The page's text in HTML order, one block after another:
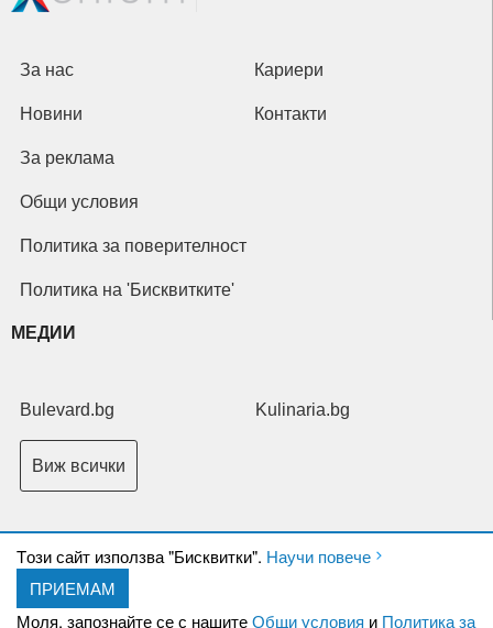
Tози сайт използва "Бисквитки". Научи повече
ПРИЕМАМ
Моля, запознайте се с нашитеОбщи условия и Политика за
За нас Кариери
Новини Контакти
За реклама
Общи условия
Политика за поверителност
Политика на 'Бисквитките'
МЕДИИ
Bulevard.bg Kulinaria.bg
Виж всички
Copyright © 2026 Ксениум ООД. Всички права запазени.